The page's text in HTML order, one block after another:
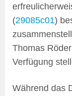
(29085c01)
Thomas
Verfügung
Während das